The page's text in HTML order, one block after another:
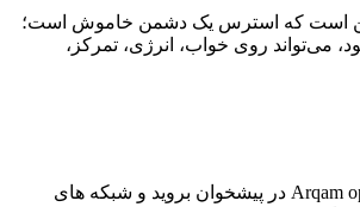
این است که استرس یک دشمن خاموش است؛
می‌تواند روی خواب، انرژی، تمرکز،
به صفحه Arqam options در پیشخوان بروید و شبکه های